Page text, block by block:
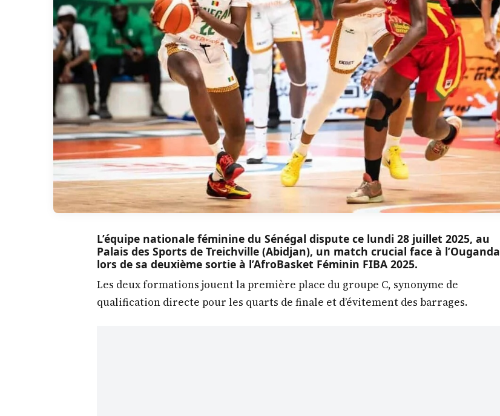
L’équipe nationale féminine du Sénégal dispute ce lundi 28 juillet 2025, au
Palais des Sports de Treichville (Abidjan), un match crucial face à l’Ouganda
lors de sa deuxième sortie à l’AfroBasket Féminin FIBA 2025.
Les deux formations jouent la première place du groupe C, synonyme de
qualification directe pour les quarts de finale et d’évitement des barrages.